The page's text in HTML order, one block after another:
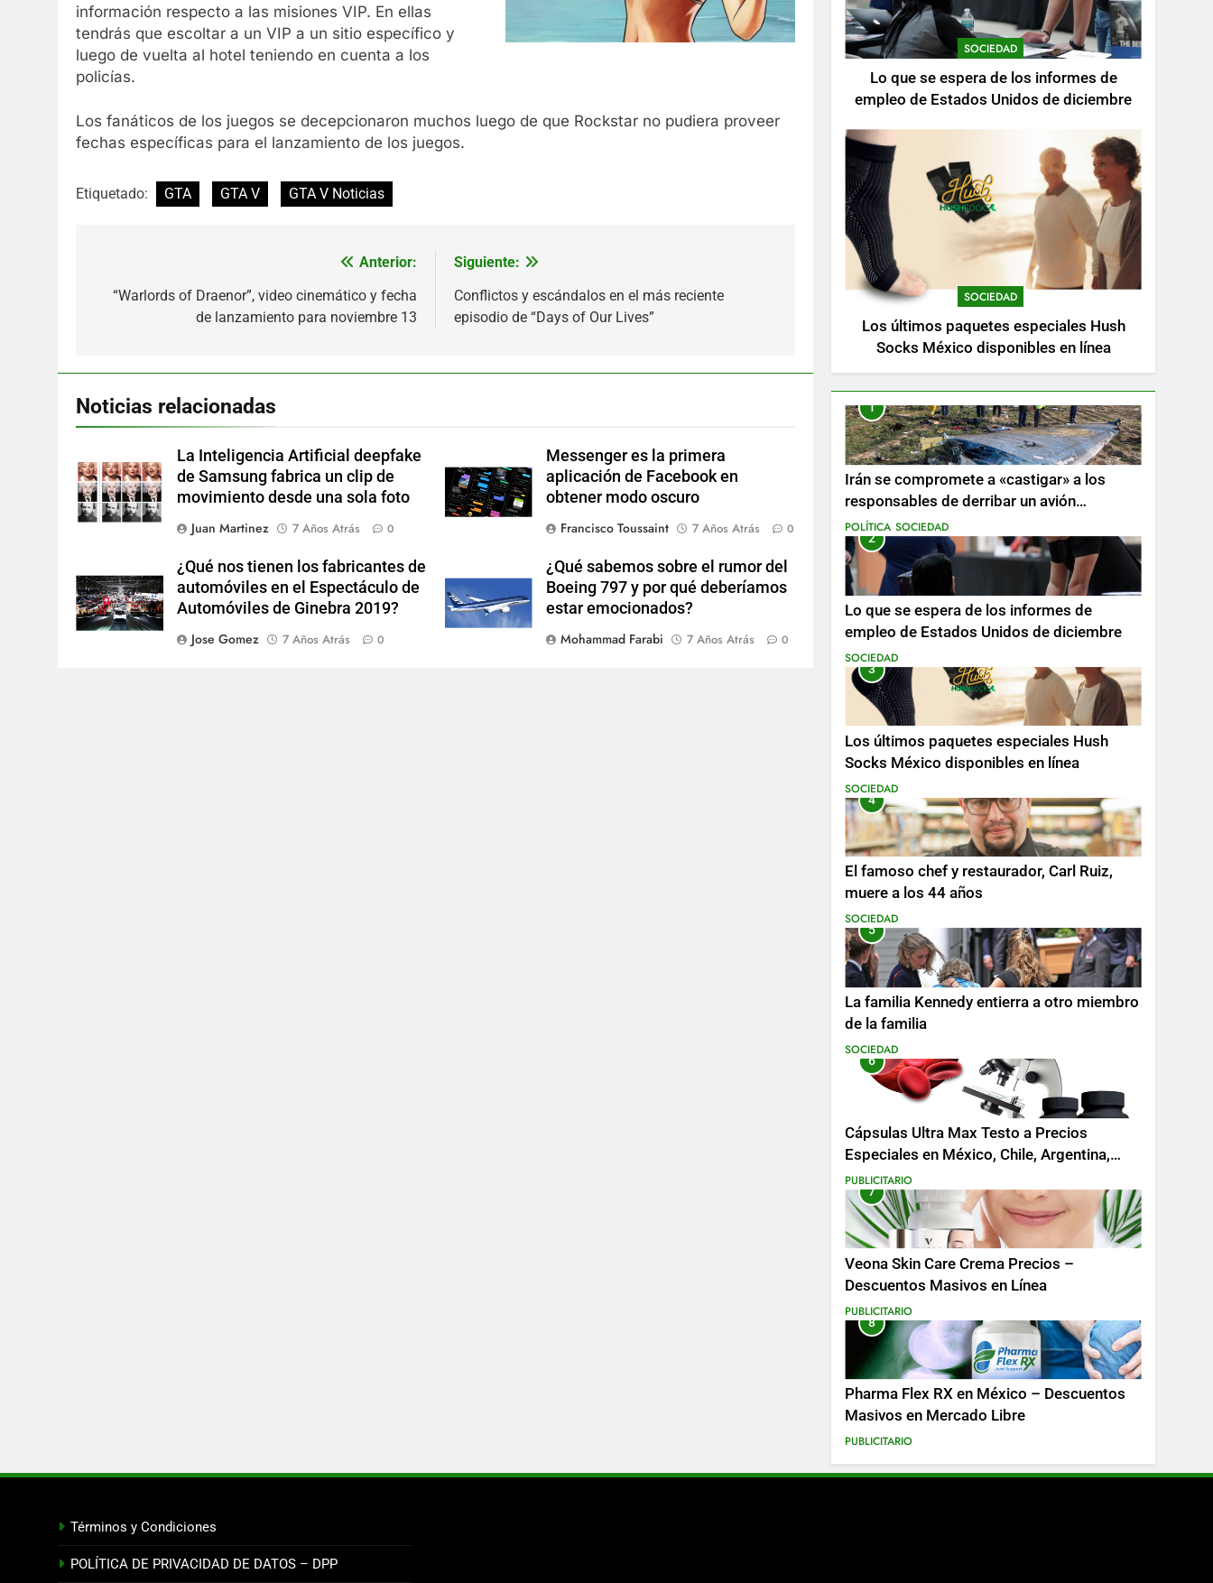
información respecto a las misiones VIP. En ellas
tendrás que escoltar a un VIP a un sitio específico y
luego de vuelta al hotel teniendo en cuenta a los
policías.
Los fanáticos de los juegos se decepcionaron muchos luego de que Rockstar no pudiera proveer
fechas específicas para el lanzamiento de los juegos.
Etiquetado: GTA GTA V GTA V Noticias
de
Anterior:
“Warlords of Draenor”, video cinemático y fecha
de lanzamiento para noviembre 13
Siguiente:
Conflictos y escándalos en el más reciente
episodio de “Days of Our Lives”
Noticias relacionadas
La Inteligencia Artificial deepfake
de Samsung fabrica un clip de
movimiento desde una sola foto
Juan Martinez
7 Años Atrás 0
Messenger es la primera
aplicación de Facebook en
obtener modo oscuro
Francisco Toussaint
7 Años Atrás 0
¿Qué nos tienen los fabricantes de
automóviles en el Espectáculo de
Automóviles de Ginebra 2019?
Jose Gomez
7 Años Atrás 0
¿Qué sabemos sobre el rumor del
Boeing 797 y por qué deberíamos
estar emocionados?
Mohammad Farabi
7 Años Atrás 0
SOCIEDAD
Lo que se espera de los informes de
empleo de Estados Unidos de diciembre
SOCIEDAD
Los últimos paquetes especiales Hush
Socks México disponibles en línea
1
Irán se compromete a «castigar» a los
responsables de derribar un avión
ucraniano mientras se realizan arrestos
POLÍTICA SOCIEDAD
2
Lo que se espera de los informes de
empleo de Estados Unidos de diciembre
SOCIEDAD
3
Los últimos paquetes especiales Hush
Socks México disponibles en línea
SOCIEDAD
4
El famoso chef y restaurador, Carl Ruiz,
muere a los 44 años
SOCIEDAD
5
La familia Kennedy entierra a otro miembro
de la familia
SOCIEDAD
6
Cápsulas Ultra Max Testo a Precios
Especiales en México, Chile, Argentina,
Colombia, Perú , Ecuador, Costa Rica y
Más
PUBLICITARIO
7
Veona Skin Care Crema Precios –
Descuentos Masivos en Línea
PUBLICITARIO
8
Pharma Flex RX en México – Descuentos
Masivos en Mercado Libre
PUBLICITARIO
Términos y Condiciones
POLÍTICA DE PRIVACIDAD DE DATOS – DPP